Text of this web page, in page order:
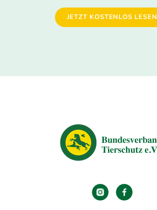
JETZT KOSTENLOS LESEN